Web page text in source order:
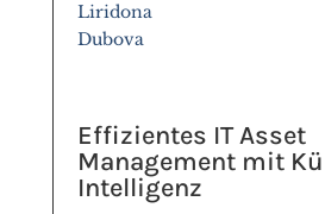
Liridona
Dubova
Effizientes IT Asset
Management mit
Intelligenz